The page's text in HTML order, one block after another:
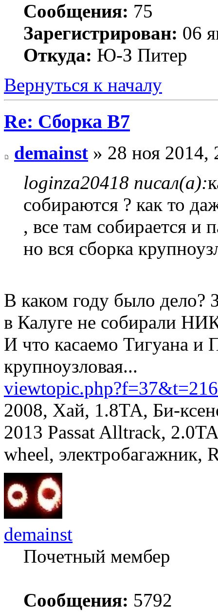
Сообщения: 75
Зарегистрирован: 06
Откуда: Ю-З Питер
Вернуться к началу
Re: Сборка B7
demainst » 28 ноя 2014,
loginza20418 писал(а):
собираются ? как то
, все там собирается
но вся сборка
В каком году было дело?
в Калуге не собирали
И что касаемо Тигуана и
крупноузловая...
2008, Хай, 1.8ТА, Би-
2013 Passat Alltrack,
wheel, электробагажник,
demainst
Почетный мембер
Сообщения: 5792